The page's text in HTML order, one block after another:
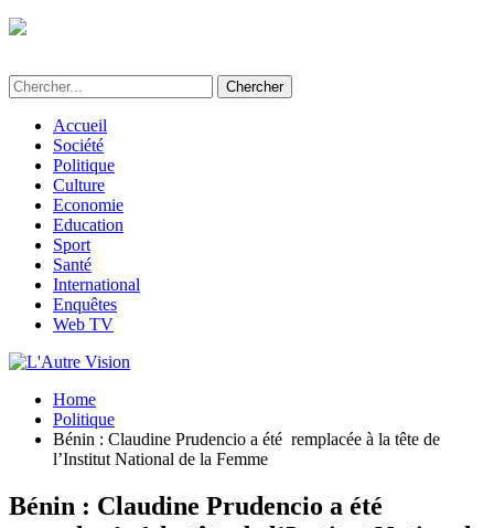
Accueil
Société
Politique
Culture
Economie
Education
Sport
Santé
International
Enquêtes
Web TV
Home
Politique
Bénin : Claudine Prudencio a été remplacée à la tête de
l’Institut National de la Femme
Bénin : Claudine Prudencio a été